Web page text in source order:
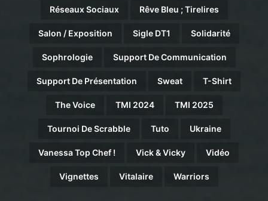
Réseaux Sociaux Rêve Bleu ; Tirelires
Salon / Exposition Sigle DT1 Solidarité
Sophrologie Support De Communication
Support De Présentation Sweat T-Shirt
The Voice TMI 2024 TMI 2025
Tournoi De Scrabble Tuto Ukraine
Vanessa Top Chef ! Vick & Vicky Vidéo
Vignettes Vitalaire Warriors